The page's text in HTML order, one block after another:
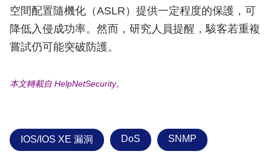
空間配置隨機化（ASLR）提供一定程度的保護，可
降低入侵成功率。然而，研究人員提醒，駭客若重複
嘗試仍可能突破防護。
本文轉載自 HelpNetSecurity。
IOS/IOS XE 漏洞 DoS SNMP